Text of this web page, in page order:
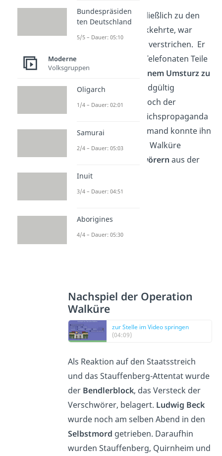
BisStauffenbergschließlich zu den
Verschwörern zurückkehrte, war
bereits wertvolle Zeit verstrichen. Er
versuchte noch, mit Telefonaten Teile
derWehrmacht zu einem Umsturz zu
bringen, bevor sie endgültig
auffliegen würden. Doch der
Rundfunk und die Reichspropaganda
waren unbesetzt, niemand konnte ihn
hören. Die Operation Walküre
entglitt den Verschwörern aus der
Hand.
Nachspiel der Operation
Walküre
zur Stelle im Video springen
(04:09)
Als Reaktion auf den Staatsstreich
und das Stauffenberg-Attentat wurde
der Bendlerblock, das Versteck der
Verschwörer, belagert. Ludwig Beck
wurde noch am selben Abend in den
Selbstmord getrieben. Daraufhin
wurden Stauffenberg, Quirnheim und
Bundespräsiden
ten Deutschland
5/5 – Dauer: 05:10
Moderne
Volksgruppen
Oligarch
1/4 – Dauer: 02:01
Samurai
2/4 – Dauer: 05:03
Inuit
3/4 – Dauer: 04:51
Aborigines
4/4 – Dauer: 05:30